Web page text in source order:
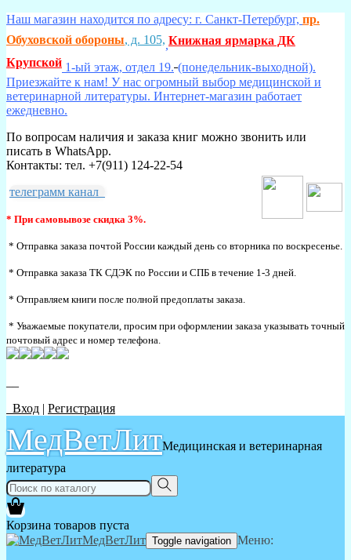
Наш магазин находится по адресу: г. Санкт-Петербург, пр.
Обуховской обороны, д. 105,,Книжная ярмарка ДК
Крупской 1-ый этаж, отдел 19. (понедельник-выходной).
Приезжайте к нам! У нас огромный выбор медицинской и
ветеринарной литературы. Интернет-магазин работает
ежедневно.
По вопросам наличия и заказа книг можно звонить или
писать в WhatsApp.
Контакты: тел. +7(911) 124-22-54
телеграмм канал
* При самовывозе скидка 3%.
* Отправка заказа почтой России каждый день со вторника по воскресенье.
* Отправка заказа ТК СДЭК по России и СПБ в течение 1-3 дней.
* Отправляем книги после полной предоплаты заказа.
* Уважаемые покупатели, просим при оформлении заказа указывать точный
почтовый адрес и номер телефона.
Вход | Регистрация
МедВетЛитМедицинская и ветеринарная
литература
Корзина товаров пуста
МедВетЛит Toggle navigation Меню: